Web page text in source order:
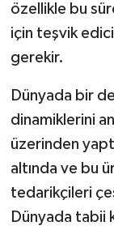
özellikle bu
için teşvik edici
gerekir.
Dünyada bir
dinamiklerini
üzerinden
altında ve bu
tedarikçileri
Dünyada tabii